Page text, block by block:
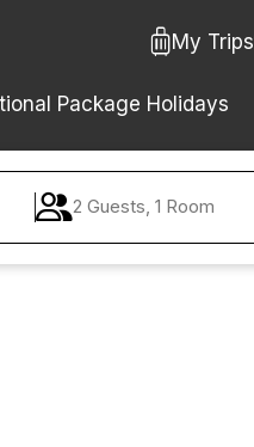
My Trips
Package Holidays
2 Guests, 1 Room